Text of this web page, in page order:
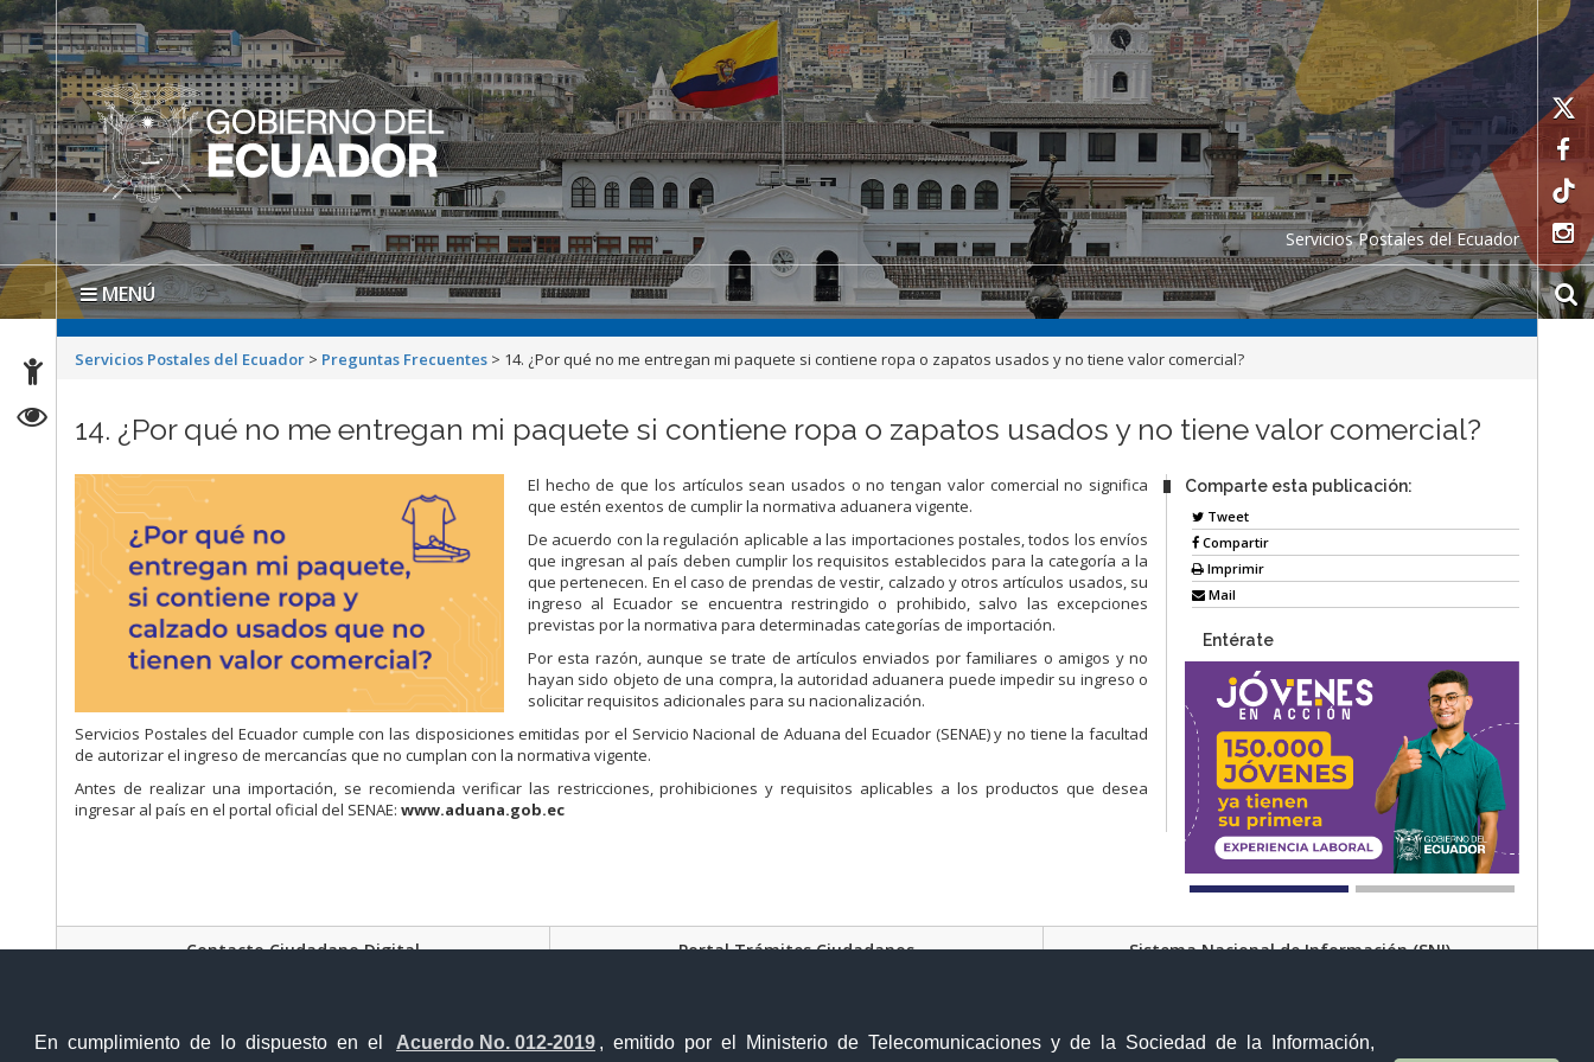
En cumplimiento de lo dispuesto en el Acuerdo No. 012-2019 , emitido por el Ministerio de Telecomunicaciones y de la Sociedad de la Información,
Servicios Postales del Ecuador
MENÚ
Servicios Postales del Ecuador > Preguntas Frecuentes > 14. ¿Por qué no me entregan mi paquete si contiene ropa o zapatos usados y no tiene valor comercial?
14. ¿Por qué no me entregan mi paquete si contiene ropa o zapatos usados y no tiene valor comercial?
El hecho de que los artículos sean usados o no tengan valor comercial no significa
que estén exentos de cumplir la normativa aduanera vigente.
De acuerdo con la regulación aplicable a las importaciones postales, todos los envíos
que ingresan al país deben cumplir los requisitos establecidos para la categoría a la
que pertenecen. En el caso de prendas de vestir, calzado y otros artículos usados, su
ingreso al Ecuador se encuentra restringido o prohibido, salvo las excepciones
previstas por la normativa para determinadas categorías de importación.
Por esta razón, aunque se trate de artículos enviados por familiares o amigos y no
hayan sido objeto de una compra, la autoridad aduanera puede impedir su ingreso o
solicitar requisitos adicionales para su nacionalización.
Servicios Postales del Ecuador cumple con las disposiciones emitidas por el Servicio Nacional de Aduana del Ecuador (SENAE) y no tiene la facultad
de autorizar el ingreso de mercancías que no cumplan con la normativa vigente.
Antes de realizar una importación, se recomienda verificar las restricciones, prohibiciones y requisitos aplicables a los productos que desea
ingresar al país en el portal oficial del SENAE:www.aduana.gob.ec
Comparte esta publicación:
Tweet
Compartir
Imprimir
Mail
Entérate
Contacto Ciudadano Digital Portal Trámites Ciudadanos Sistema Nacional de Información (SNI)
Teléfono:(02) 373 2998; opción 0